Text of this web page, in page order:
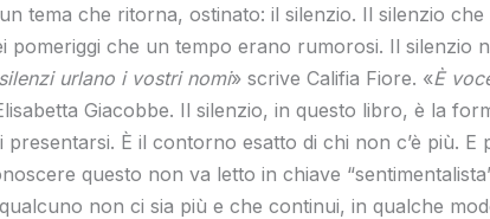
tema che ritorna, ostinato: il silenzio. Il silenzio
pomeriggi che un tempo erano rumorosi. Il silenzio
urlano i vostri nomi» scrive Califia Fiore. «È
Giacobbe. Il silenzio, in questo libro, è la
È il contorno esatto di chi non c’è più.
questo non va letto in chiave
non ci sia più e che continui, in qualche